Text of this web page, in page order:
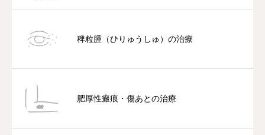
稗粒腫（ひりゅうしゅ）の治療
肥厚性瘢痕・傷あとの治療